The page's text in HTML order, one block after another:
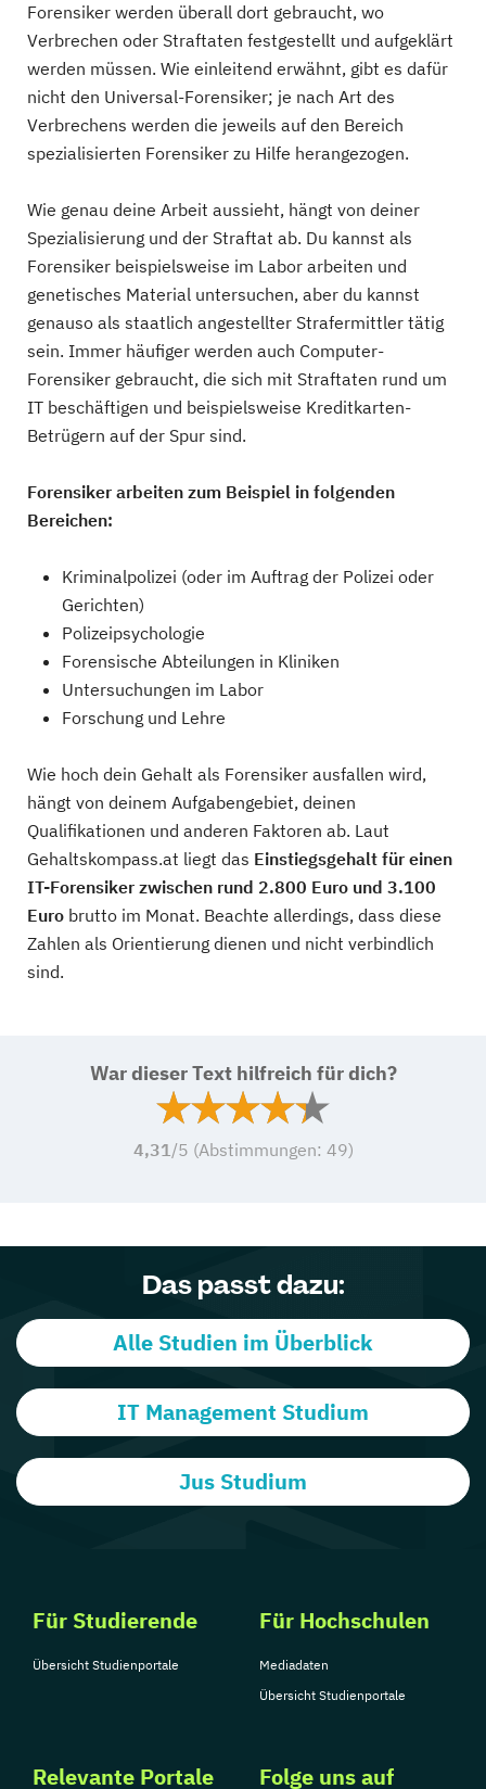
Forensiker werden überall dort gebraucht, wo
Verbrechen oder Straftaten festgestellt und aufgeklärt
werden müssen. Wie einleitend erwähnt, gibt es dafür
nicht den Universal-Forensiker; je nach Art des
Verbrechens werden die jeweils auf den Bereich
spezialisierten Forensiker zu Hilfe herangezogen.
Wie genau deine Arbeit aussieht, hängt von deiner
Spezialisierung und der Straftat ab. Du kannst als
Forensiker beispielsweise im Labor arbeiten und
genetisches Material untersuchen, aber du kannst
genauso als staatlich angestellter Strafermittler tätig
sein. Immer häufiger werden auch Computer-
Forensiker gebraucht, die sich mit Straftaten rund um
IT beschäftigen und beispielsweise Kreditkarten-
Betrügern auf der Spur sind.
Forensiker arbeiten zum Beispiel in folgenden
Bereichen:
Kriminalpolizei (oder im Auftrag der Polizei oder
Gerichten)
Polizeipsychologie
Forensische Abteilungen in Kliniken
Untersuchungen im Labor
Forschung und Lehre
Wie hoch dein Gehalt als Forensiker ausfallen wird,
hängt von deinem Aufgabengebiet, deinen
Qualifikationen und anderen Faktoren ab. Laut
Gehaltskompass.at liegt das Einstiegsgehalt für einen
IT-Forensiker zwischen rund 2.800 Euro und 3.100
Euro brutto im Monat. Beachte allerdings, dass diese
Zahlen als Orientierung dienen und nicht verbindlich
sind.
War dieser Text hilfreich für dich?
4,31/5 (Abstimmungen: 49)
Das passt dazu:
Alle Studien im Überblick
IT Management Studium
Jus Studium
Für Studierende
Übersicht Studienportale
Für Hochschulen
Mediadaten
Übersicht Studienportale
Relevante Portale Folge uns auf